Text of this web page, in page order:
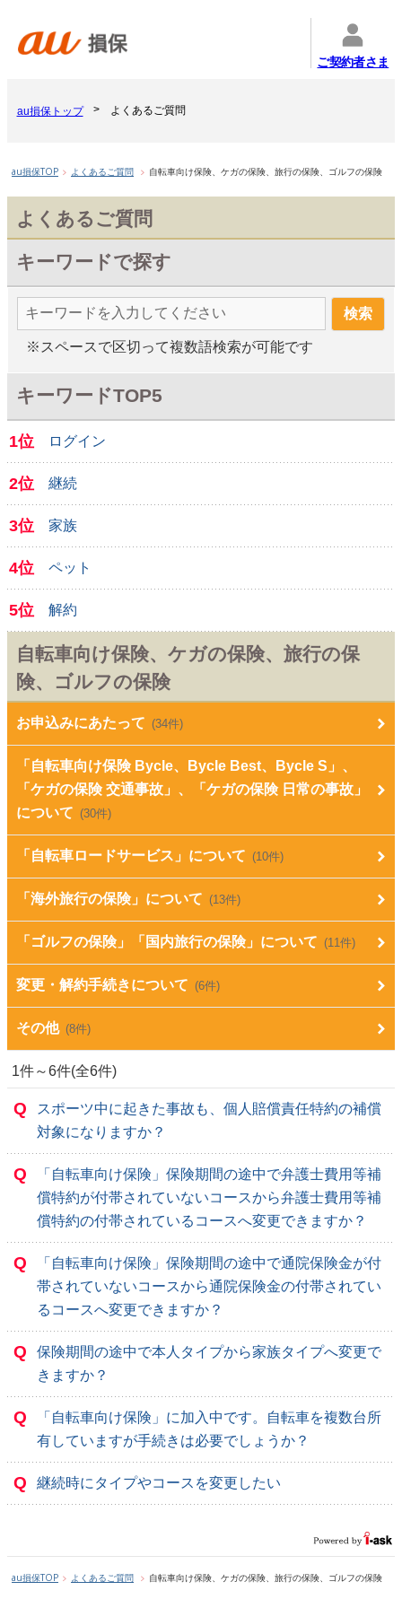
ご契約者さま
au損保トップ よくあるご質問
au損保TOP よくあるご質問 自転車向け保険、ケガの保険、旅行の保険、ゴルフの保険
よくあるご質問
キーワードで探す
※スペースで区切って複数語検索が可能です
キーワードTOP5
1位 ログイン
2位 継続
3位 家族
4位 ペット
5位 解約
自転車向け保険、ケガの保険、旅行の保
険、ゴルフの保険
お申込みにあたって (34件)
「自転車向け保険 Bycle、Bycle Best、Bycle S」、
「ケガの保険 交通事故」、「ケガの保険 日常の事故」
について (30件)
「自転車ロードサービス」について (10件)
「海外旅行の保険」について (13件)
「ゴルフの保険」「国内旅行の保険」について (11件)
変更・解約手続きについて (6件)
その他 (8件)
1件～6件(全6件)
Q
スポーツ中に起きた事故も、個人賠償責任特約の補償
対象になりますか？
Q
「自転車向け保険」保険期間の途中で弁護士費用等補
償特約が付帯されていないコースから弁護士費用等補
償特約の付帯されているコースへ変更できますか？
Q
「自転車向け保険」保険期間の途中で通院保険金が付
帯されていないコースから通院保険金の付帯されてい
るコースへ変更できますか？
Q
保険期間の途中で本人タイプから家族タイプへ変更で
きますか？
Q
「自転車向け保険」に加入中です。自転車を複数台所
有していますが手続きは必要でしょうか？
Q 継続時にタイプやコースを変更したい
au損保TOP よくあるご質問 自転車向け保険、ケガの保険、旅行の保険、ゴルフの保険